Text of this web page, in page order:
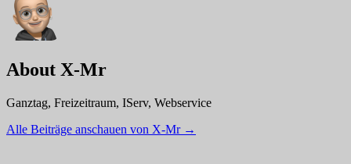
About X-Mr
Ganztag, Freizeitraum, IServ, Webservice
Alle Beiträge anschauen von X-Mr →